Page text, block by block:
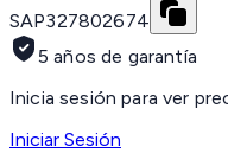
SAP327802674
5 años de garantía
Inicia sesión para ver
Iniciar Sesión